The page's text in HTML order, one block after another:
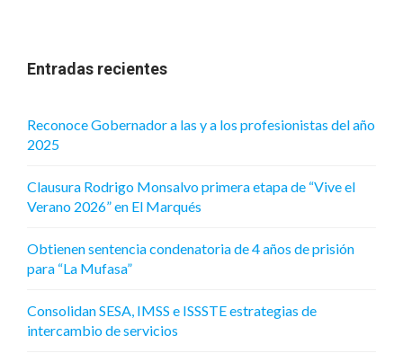
Entradas recientes
Reconoce Gobernador a las y a los profesionistas del año
2025
Clausura Rodrigo Monsalvo primera etapa de “Vive el
Verano 2026” en El Marqués
Obtienen sentencia condenatoria de 4 años de prisión
para “La Mufasa”
Consolidan SESA, IMSS e ISSSTE estrategias de
intercambio de servicios